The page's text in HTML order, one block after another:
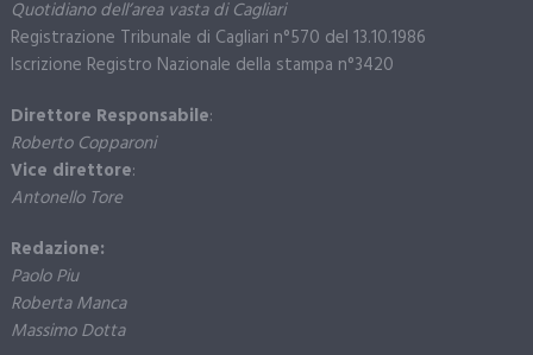
Quotidiano dell’area vasta di Cagliari
Registrazione Tribunale di Cagliari n°570 del 13.10.1986
Iscrizione Registro Nazionale della stampa n°3420
Direttore Responsabile:
Roberto Copparoni
Vice direttore:
Antonello Tore
Redazione:
Paolo Piu
Roberta Manca
Massimo Dotta